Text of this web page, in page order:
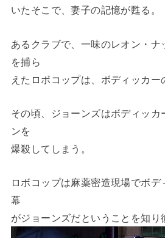
いたそこで、妻子の記憶が甦る。
あるクラブで、一味のレオン・
を捕ら
えたロボコップは、ボディッカー
その頃、ジョーンズはボディッカ
ンを
爆殺してしまう。
ロボコップは麻薬密造現場でボ
幕
がジョーンズだということを知り